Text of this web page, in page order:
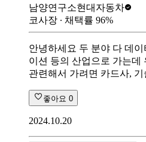
남양연구소현대자동차
코사장 ∙ 채택률 96%
안녕하세요 두 분야 다 데
이션 등의 산업으로 가는데
관련해서 가려면 카드사,
좋아요 0
2024.10.20